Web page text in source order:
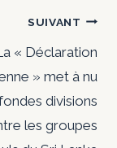
SUIVANT
« Déclaration
» met à nu
divisions
les groupes